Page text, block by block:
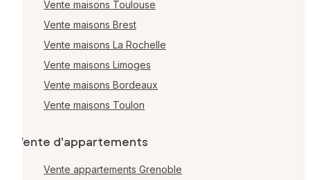
Vente maisons Toulouse
Vente maisons Brest
Vente maisons La Rochelle
Vente maisons Limoges
Vente maisons Bordeaux
Vente maisons Toulon
Vente d'appartements
Vente appartements Grenoble